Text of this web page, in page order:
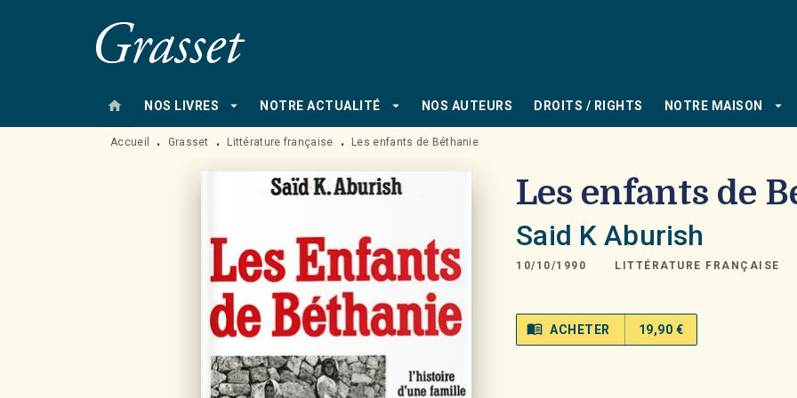
MENU RECHERCHE
home NOS LIVRES arrow_drop_down NOTRE ACTUALITÉ arrow_drop_down NOS AUTEURS DROITS / RIGHTS NOTRE MAISON arrow_drop_down
Accueil • Grasset • Littérature française • Les enfants de Béthanie
Les enfants de
Said K Aburish
10/10/1990 LITTÉRATURE FRANÇAISE
menu_book ACHETER 19,90 €